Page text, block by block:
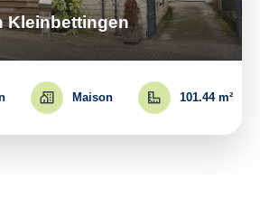
Kleinbettingen
Maison 101.44 m²